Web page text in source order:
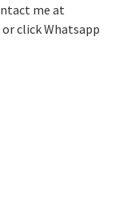
me at
click Whatsapp